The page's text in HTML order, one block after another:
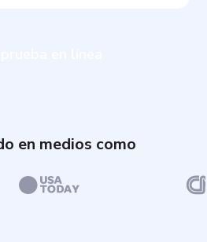
en medios como